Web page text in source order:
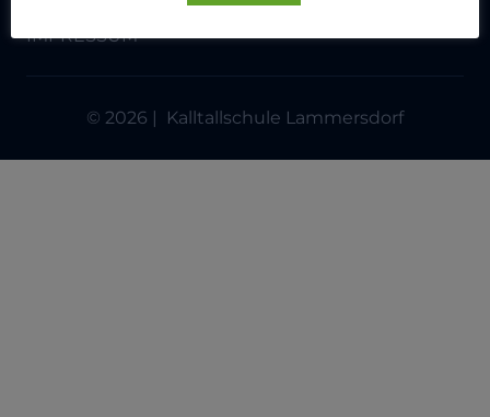
IMPRESSUM
© 2026 | Kalltallschule Lammersdorf